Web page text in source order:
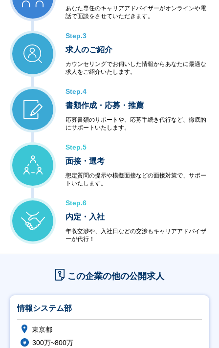
あなた専任のキャリアアドバイザーがオンラインや電
話で面談をさせていただきます。
Step.3
求人のご紹介
カウンセリングでお伺いした情報からあなたに最適な
求人をご紹介いたします。
Step.4
書類作成・応募・推薦
応募書類のサポートや、応募手続き代行など、徹底的
にサポートいたします。
Step.5
面接・選考
想定質問の提示や模擬面接などの面接対策で、サポー
トいたします。
Step.6
内定・入社
年収交渉や、入社日などの交渉もキャリアアドバイザ
ーが代行！
この企業の他の公開求人
情報システム部
東京都
300万~800万